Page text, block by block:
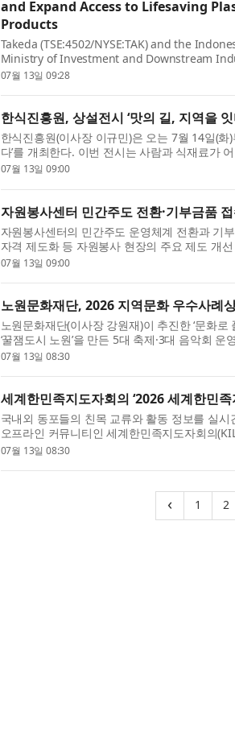
and Expand Access to Lifesaving
Products
Takeda (TSE:4502/NYSE:TAK) and the
Ministry of Investment and Downstream
Economic Affairs) today announced a
07월 13일 09:28
한식진흥원, 상설전시 ‘맛의 길, 지역을 잇
한식진흥원(이사장 이규민)은 오는 7월 14일(화
다’​를 개최한다. 이번 전시는 사람과 식재료가
떻게 발전해 왔는지를 조명한다. 지역마다 다
07월 13일 09:00
자원봉사센터 민간주도 전환·기부금품
자원봉사센터의 민간주도 운영체계 전환과 기
자격 제도화 등 자원봉사 현장의 주요 제도 개
의된다. 한국중앙자원봉사센터는 신정훈 국회
07월 13일 09:00
노원문화재단, 2026 지역문화 우수사례
노원문화재단(이사장 강원재)이 추진한 ‘문화로
‘꿀잼도시 노원’을 만든 5대 축제·3대 음악회 운
합회가 주최하고 문화체육관광부가 후원한
07월 13일 08:30
세계한민족지도자회의 ‘2026 세계한민족
국내외 동포들의 친목 교류와 활동 정보를 실시
오프라인 커뮤니티인 세계한민족지도자회의
Leaders Congress)와 해외동포정보센터
07월 13일 08:30
‹ 1 2